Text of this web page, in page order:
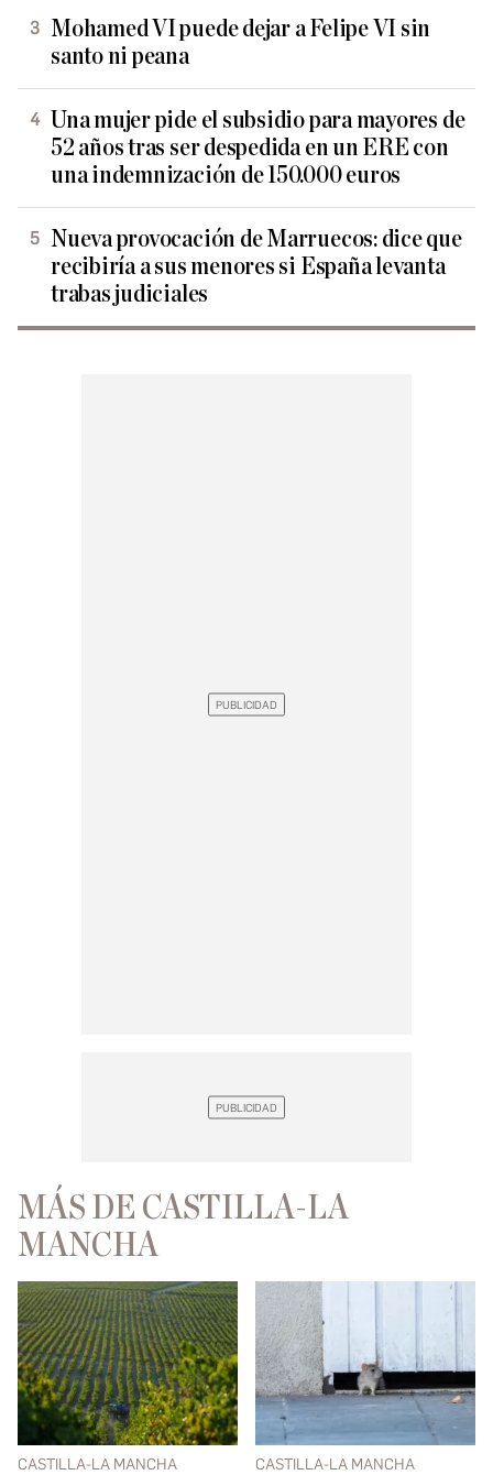
Mohamed VI puede dejar a Felipe VI sin
santo ni peana
Una mujer pide el subsidio para mayores de
52 años tras ser despedida en un ERE con
una indemnización de 150.000 euros
Nueva provocación de Marruecos: dice que
recibiría a sus menores si España levanta
trabas judiciales
MÁS DE CASTILLA-LA
MANCHA
CASTILLA-LA MANCHA CASTILLA-LA MANCHA